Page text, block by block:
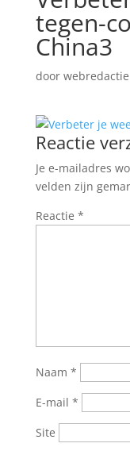
tegen-
China3
door webredactie
Reactie
Je e-mailadres
velden zijn
Reactie *
Naam *
E-mail *
Site